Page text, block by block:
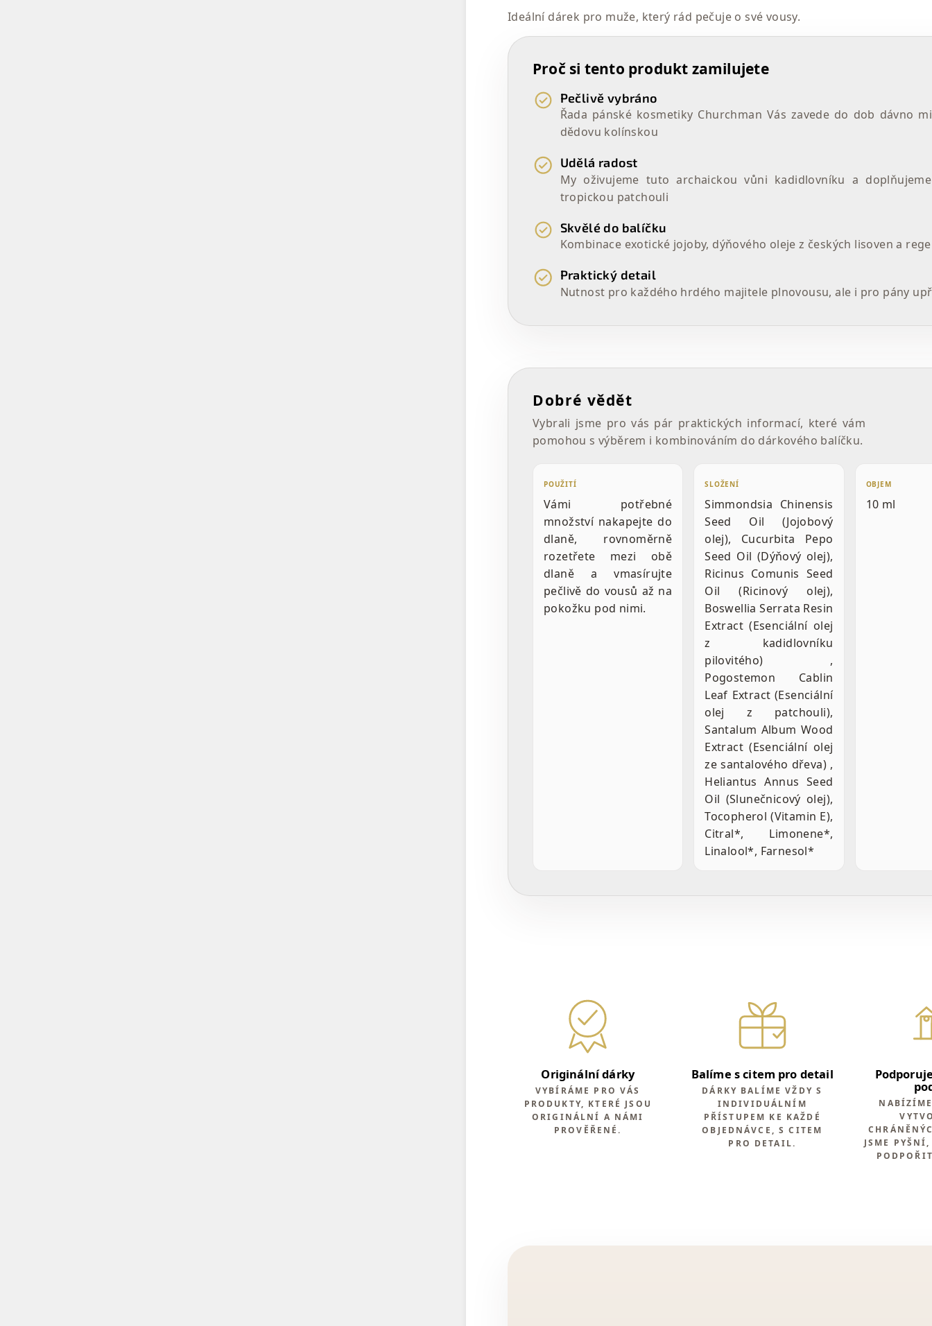
Ideální dárek pro muže, který rád pečuje o své vousy.
Proč si tento produkt zamilujete
Pečlivě vybráno
Řada pánské kosmetiky Churchman Vás zavede do dob dávno
dědovu kolínskou
Udělá radost
My oživujeme tuto archaickou vůni kadidlovníku a
tropickou patchouli
Skvělé do balíčku
Kombinace exotické jojoby, dýňového oleje z českých lisoven a
Praktický detail
Nutnost pro každého hrdého majitele plnovousu, ale i pro pány
Dobré vědět
Vybrali jsme pro vás pár praktických informací, které vám
pomohou s výběrem i kombinováním do dárkového balíčku.
POUŽITÍ
Vámi potřebné
množství nakapejte do
dlaně, rovnoměrně
rozetřete mezi obě
dlaně a vmasírujte
pečlivě do vousů až na
pokožku pod nimi.
SLOŽENÍ
Simmondsia Chinensis
Seed Oil (Jojobový
olej), Cucurbita Pepo
Seed Oil (Dýňový olej),
Ricinus Comunis Seed
Oil (Ricinový olej),
Boswellia Serrata Resin
Extract (Esenciální olej
z kadidlovníku
pilovitého) ,
Pogostemon Cablin
Leaf Extract (Esenciální
olej z patchouli),
Santalum Album Wood
Extract (Esenciální olej
ze santalového dřeva) ,
Heliantus Annus Seed
Oil (Slunečnicový olej),
Tocopherol (Vitamin E),
Citral*, Limonene*,
Linalool*, Farnesol*
OBJEM
10 ml
Originální dárky
VYBÍRÁME PRO VÁS
PRODUKTY, KTERÉ JSOU
ORIGINÁLNÍ A NÁMI
PROVĚŘENÉ.
Balíme s citem pro detail
DÁRKY BALÍME VŽDY S
INDIVIDUÁLNÍM
PŘÍSTUPEM KE KAŽDÉ
OBJEDNÁVCE, S CITEM
PRO DETAIL.
JSME